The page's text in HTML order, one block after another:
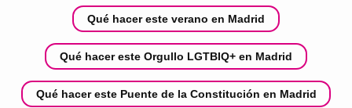
Qué hacer este verano en Madrid
Qué hacer este Orgullo LGTBIQ+ en Madrid
Qué hacer este Puente de la Constitución en Madrid